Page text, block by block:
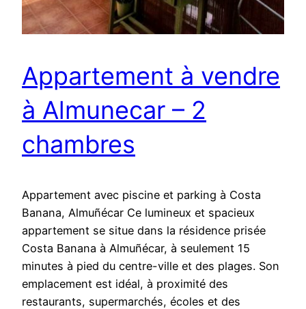
Appartement à vendre
à Almunecar – 2
chambres
Appartement avec piscine et parking à Costa
Banana, Almuñécar Ce lumineux et spacieux
appartement se situe dans la résidence prisée
Costa Banana à Almuñécar, à seulement 15
minutes à pied du centre-ville et des plages. Son
emplacement est idéal, à proximité des
restaurants, supermarchés, écoles et des